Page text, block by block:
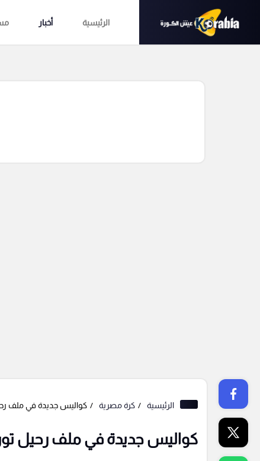
الرئيسية أخبار
الرئيسية كرة مصرية كواليس جديدة في ملف
كواليس جديدة في ملف رحيل